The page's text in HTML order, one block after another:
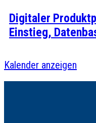
Digitaler
Einstieg,
Kalender anzeigen